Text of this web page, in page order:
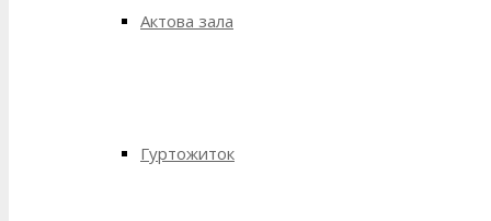
Актова зала
Гуртожиток